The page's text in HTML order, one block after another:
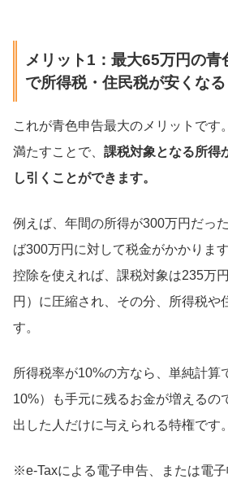
メリット1：最大65万円の青
で所得税・住民税が安くなる
これが青色申告最大のメリットで
満たすことで、 課税対象となる所得
し引くことができます。
例えば、年間の所得が300万円だっ
ば300万円に対して税金がかかりま
控除を使えれば、課税対象は235万
円）に圧縮され、その分、所得税や
す。
所得税率が10%の方なら、単純計算
10%）も手元に残るお金が増えるの
出した人だけに与えられる特権です。
※e-Taxによる電子申告、または電